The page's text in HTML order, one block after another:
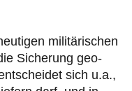
militärischen
Sicherung geo­
sich u.a.,